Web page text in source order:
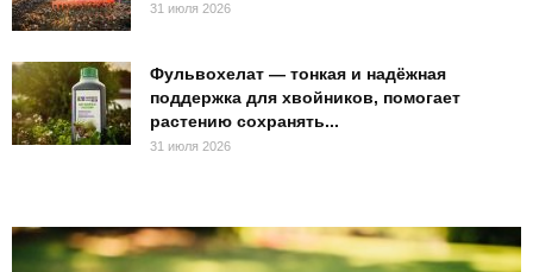
31 июля 2026
Фульвохелат — тонкая и надёжная
поддержка для хвойников, помогает
растению сохранять...
31 июля 2026